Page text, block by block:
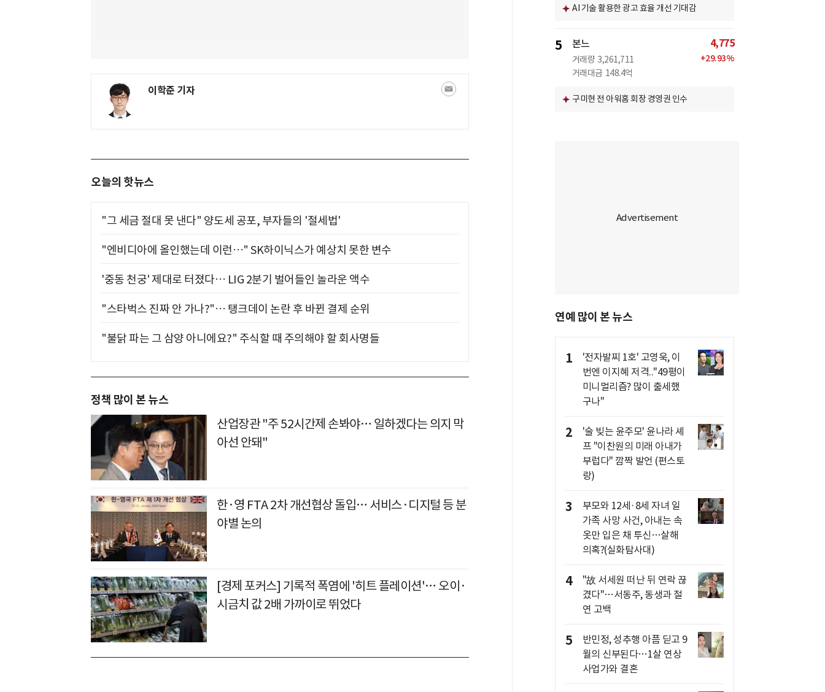
이학준 기자
오늘의 핫뉴스
"그 세금 절대 못 낸다" 양도세 공포, 부자들의 '절세법'
"엔비디아에 올인했는데 이런…" SK하이닉스가 예상치 못한 변수
'중동 천궁' 제대로 터졌다… LIG 2분기 벌어들인 놀라운 액수
"스타벅스 진짜 안 가나?"… 탱크데이 논란 후 바뀐 결제 순위
"불닭 파는 그 삼양 아니에요?" 주식할 때 주의해야 할 회사명들
정책 많이 본 뉴스
산업장관 "주 52시간제 손봐야… 일하겠다는 의지 막
아선 안돼"
한·영 FTA 2차 개선협상 돌입… 서비스·디지털 등 분
야별 논의
[경제 포커스] 기록적 폭염에 '히트 플레이션'… 오이·
시금치 값 2배 가까이로 뛰었다
AI 기술 활용한 광고 효율 개선 기대감
5 본느
거래량 3,261,711
거래대금 148.4억
4,775
+29.93%
구미현 전 아워홈 회장 경영권 인수
연예 많이 본 뉴스
1
'전자발찌 1호' 고영욱, 이
번엔 이지혜 저격.."49평이
미니멀리즘? 많이 출세했
구나"
2
'술 빚는 윤주모' 윤나라 셰
프 "이찬원의 미래 아내가
부럽다" 깜짝 발언 (편스토
랑)
3
부모와 12세·8세 자녀 일
가족 사망 사건, 아내는 속
옷만 입은 채 투신…살해
의혹?(실화탐사대)
4
"故 서세원 떠난 뒤 연락 끊
겼다"…서동주, 동생과 절
연 고백
5
반민정, 성추행 아픔 딛고 9
월의 신부된다…1살 연상
사업가와 결혼